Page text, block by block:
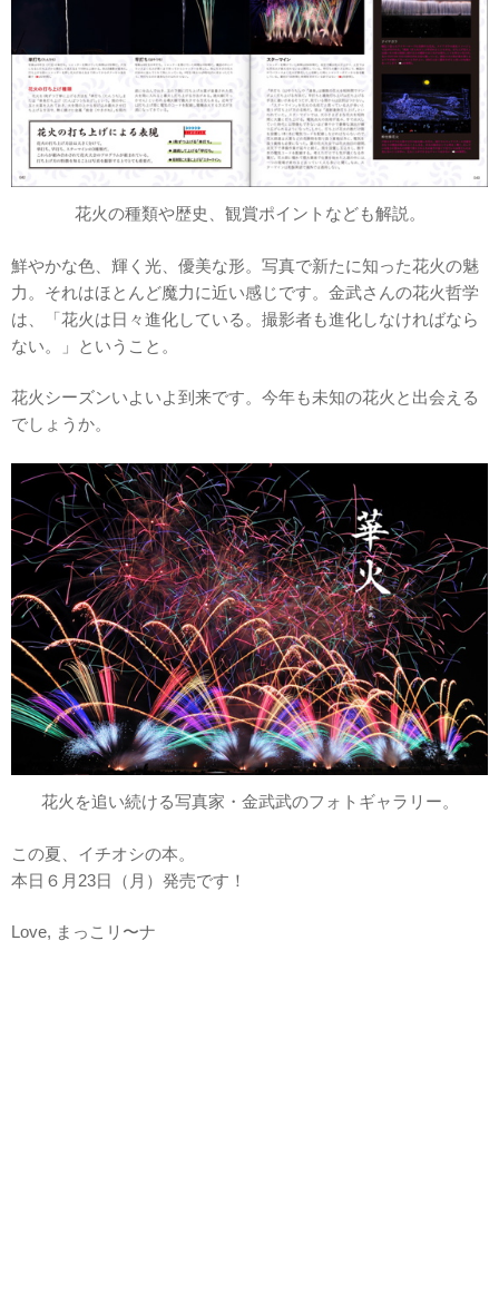
花火の種類や歴史、観賞ポイントなども解説。
鮮やかな色、輝く光、優美な形。写真で新たに知った花火の魅
力。それはほとんど魔力に近い感じです。金武さんの花火哲学
は、「花火は日々進化している。撮影者も進化しなければなら
ない。」ということ。
花火シーズンいよいよ到来です。今年も未知の花火と出会える
でしょうか。
花火を追い続ける写真家・金武武のフォトギャラリー。
この夏、イチオシの本。
本日６月23日（月）発売です！
Love, まっこリ〜ナ